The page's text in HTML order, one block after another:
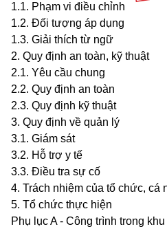
1.1. Phạm vi điều chỉnh
1.2. Đối tượng áp dụng
1.3. Giải thích từ ngữ
2. Quy định an toàn, kỹ thuật
2.1. Yêu cầu chung
2.2. Quy định an toàn
2.3. Quy định kỹ thuật
3. Quy định về quản lý
3.1. Giám sát
3.2. Hỗ trợ y tế
3.3. Điều tra sự cố
4. Trách nhiệm của tổ chức, cá
5. Tổ chức thực hiện
Phụ lục A - Công trình trong